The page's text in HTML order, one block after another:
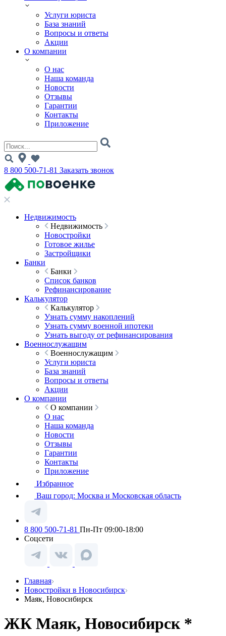
Услуги юриста
База знаний
Вопросы и ответы
Акции
О компании
О нас
Наша команда
Новости
Отзывы
Гарантии
Контакты
Приложение
8 800 500-71-81 Заказать звонок
Недвижимость
Недвижимость
Новостройки
Готовое жилье
Застройщики
Банки
Банки
Список банков
Рефинансирование
Калькулятор
Калькулятор
Узнать сумму накоплений
Узнать сумму военной ипотеки
Узнать выгоду от рефинансирования
Военнослужащим
Военнослужащим
Услуги юриста
База знаний
Вопросы и ответы
Акции
О компании
О компании
О нас
Наша команда
Новости
Отзывы
Гарантии
Контакты
Приложение
Избранное
Ваш город: Москва и Московская область
8 800 500-71-81 Пн-Пт 09:00-18:00
Соцсети
Главная
Новостройки в Новосибирск
Маяк, Новосибирск
ЖК Маяк, Новосибирск *